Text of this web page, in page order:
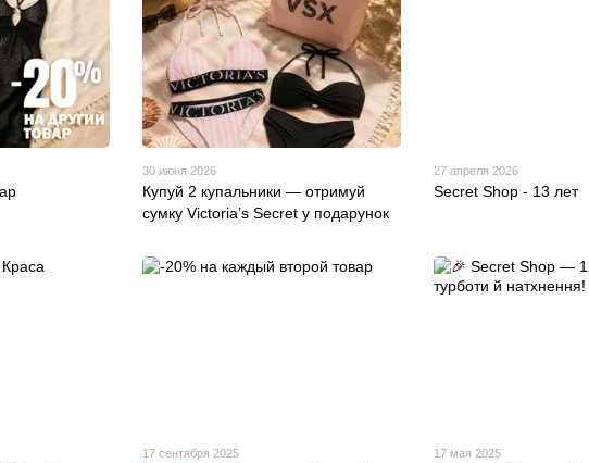
30 июня 2026
Купуй 2 купальники — отримуй
сумку Victoria’s Secret у подарунок
27 апреля 2026
Secret Shop - 13 лет
17 сентября 2025 17 мая 2025